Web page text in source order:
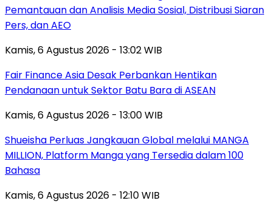
Pemantauan dan Analisis Media Sosial, Distribusi Siaran
Pers, dan AEO
Kamis, 6 Agustus 2026 - 13:02 WIB
Fair Finance Asia Desak Perbankan Hentikan
Pendanaan untuk Sektor Batu Bara di ASEAN
Kamis, 6 Agustus 2026 - 13:00 WIB
Shueisha Perluas Jangkauan Global melalui MANGA
MILLION, Platform Manga yang Tersedia dalam 100
Bahasa
Kamis, 6 Agustus 2026 - 12:10 WIB